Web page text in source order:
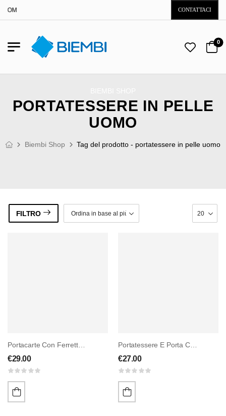
CONTATTACI
0
PORTATESSERE IN PELLE
UOMO
Biembi Shop Tag del prodotto - portatessere in pelle uomo
FILTRO
Portacarte Con Ferretto Porta Banconote
€29.00
Portatessere E Porta Carte In Pelle
€27.00